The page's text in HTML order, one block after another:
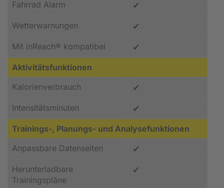
Fahrrad Alarm ✔
Wetterwarnungen ✔
Mit inReach® kompatibel ✔
Aktivitätsfunktionen
Kalorienverbrauch
✔
Intensitätsminuten ✔
Trainings-, Planungs- und Analysefunktionen
Anpassbare Datenseiten
✔
Herunterladbare
Trainingspläne
✔